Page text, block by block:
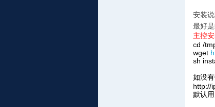
安装
最好
主控
cd /
wget
sh
如没
http://
默认